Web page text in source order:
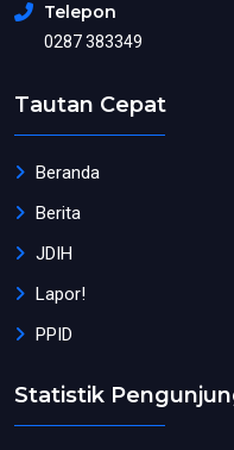
Telepon
0287 383349
Tautan Cepat
Beranda
Berita
JDIH
Lapor!
PPID
Statistik